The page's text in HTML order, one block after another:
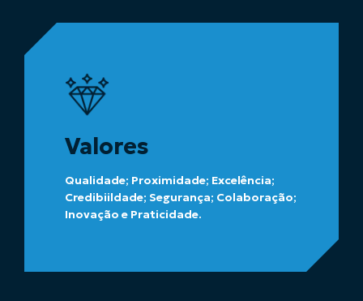
Valores
Qualidade; Proximidade; Excelência;
Credibiildade; Segurança; Colaboração;
Inovação e Praticidade.